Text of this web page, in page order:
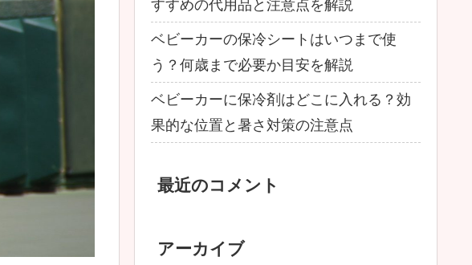
すすめの代用品と注意点を解説
ベビーカーの保冷シートはいつまで使
う？何歳まで必要か目安を解説
ベビーカーに保冷剤はどこに入れる？効
果的な位置と暑さ対策の注意点
最近のコメント
アーカイブ